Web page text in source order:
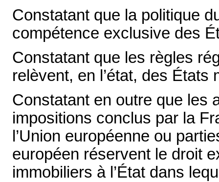
Constatant que la politique
compétence exclusive des
Constatant que les règles
relèvent, en l’état, des États
Constatant en outre que les
impositions conclus par la
l’Union européenne ou
européen réservent le droit
immobiliers à l’État dans